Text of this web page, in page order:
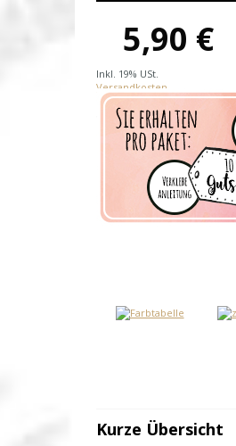
5,90 €
Inkl. 19% USt.
Versandkosten
Produktnummer:
Verfügbarkeit: Auf Lager
Lieferzeit: 1-2 Werktage nach
Zahlungseingang
Kurze Übersicht